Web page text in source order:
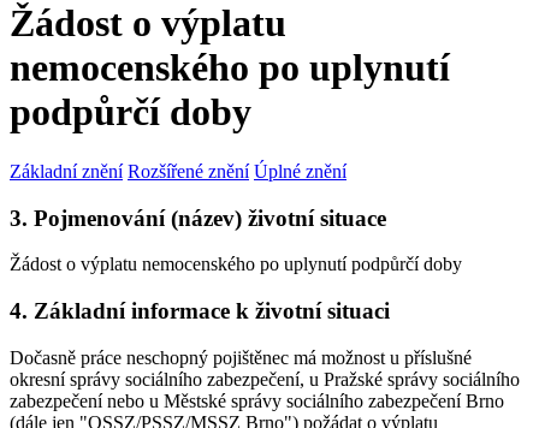
Žádost o výplatu
nemocenského po uplynutí
podpůrčí doby
Základní znění Rozšířené znění Úplné znění
3. Pojmenování (název) životní situace
Žádost o výplatu nemocenského po uplynutí podpůrčí doby
4. Základní informace k životní situaci
Dočasně práce neschopný pojištěnec má možnost u příslušné
okresní správy sociálního zabezpečení, u Pražské správy sociálního
zabezpečení nebo u Městské správy sociálního zabezpečení Brno
(dále jen "OSSZ/PSSZ/MSSZ Brno") požádat o výplatu